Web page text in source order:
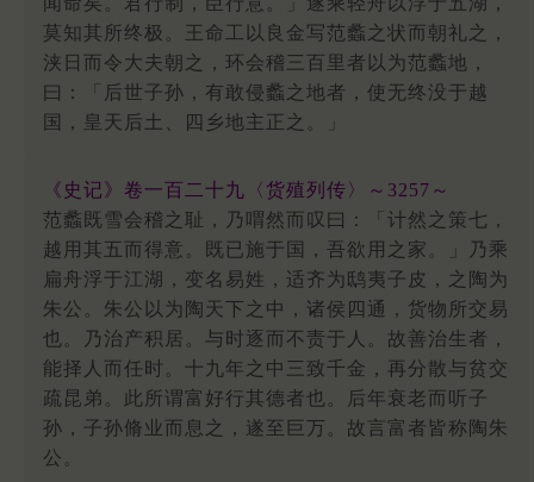
莫知其所终极。王命工以良金写范蠡之状而朝礼之，
浃日而令大夫朝之，环会稽三百里者以为范蠡地，
曰：「后世子孙，有敢侵蠡之地者，使无终没于越
国，皇天后土、四乡地主正之。」
《史记》卷一百二十九〈货殖列传〉～3257～
范蠡既雪会稽之耻，乃喟然而叹曰：「计然之策七，
越用其五而得意。既已施于国，吾欲用之家。」乃乘
扁舟浮于江湖，变名易姓，适齐为鸱夷子皮，之陶为
朱公。朱公以为陶天下之中，诸侯四通，货物所交易
也。乃治产积居。与时逐而不责于人。故善治生者，
能择人而任时。十九年之中三致千金，再分散与贫交
疏昆弟。此所谓富好行其德者也。后年衰老而听子
孙，子孙脩业而息之，遂至巨万。故言富者皆称陶朱
公。